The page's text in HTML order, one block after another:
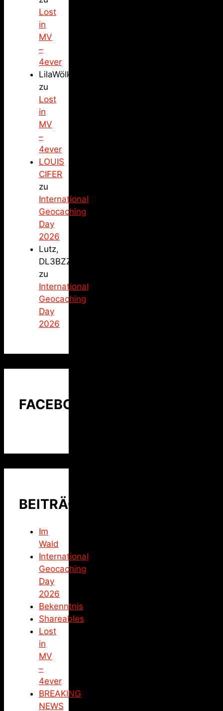
Lost
in
MV
–
4ever
LilaWölkchen
zu
Lost
in
MV
–
4ever
LOUIS
CIFER
zu
International
Geocaching
Day
2026
Lutz,
DL3BZZ
zu
International
Geocaching
Day
2026
FACEBOOK
BEITRÄGE
Im
Wald
International
Geocaching
Day
2026
Bekenntnis
Shareables
Lost
in
MV
–
4ever
BREAKING
NEWS